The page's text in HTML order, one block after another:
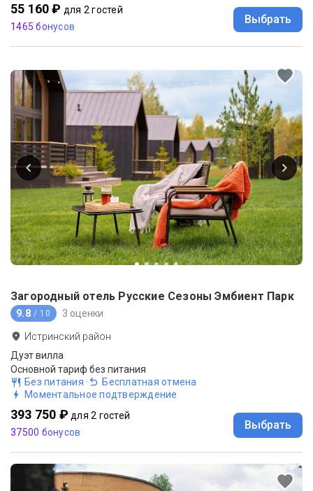
55 160 ₽ для 2 гостей
1465 бонусов
Выбрать
Загородный отель Русские Сезоны Эмбиент Парк
9.8 / 10 3 оценки
Истринский район
Дуэт вилла
Основной тариф без питания
Без питания ·
Бесплатная отмена
Моментальное подтверждение
393 750 ₽ для 2 гостей
37500 бонусов
Выбрать